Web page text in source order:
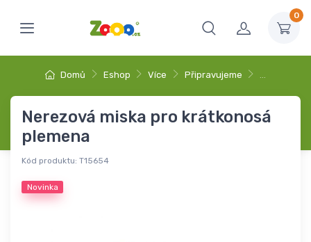
0
Domů Eshop Více Připravujeme …
Nerezová miska pro krátkonosá
plemena
Kód produktu: T15654
Novinka